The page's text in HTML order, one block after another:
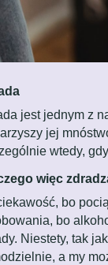
jest jednym z
jej
wtedy,
więc
bo
bo
Niestety, tak
a my